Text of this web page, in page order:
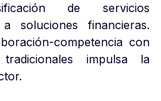
de servicios
soluciones financieras.
competencia con
impulsa la